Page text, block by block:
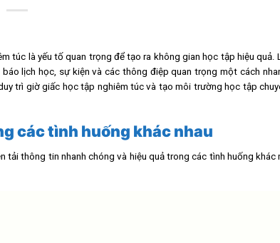
túc là yếu tố quan trọng để tạo ra không gian học tập hiệu quả.
lịch học, sự kiện và các thông điệp quan trọng một cách
trì giờ giấc học tập nghiêm túc và tạo môi trường học tập
các tình huống khác nhau
thông tin nhanh chóng và hiệu quả trong các tình huống khác